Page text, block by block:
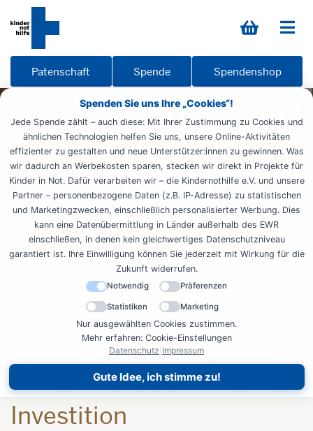
Spenden Sie uns Ihre „Cookies“!
Jede Spende zählt – auch diese: Mit Ihrer Zustimmung zu Cookies und
ähnlichen Technologien helfen Sie uns, unsere Online-Aktivitäten
effizienter zu gestalten und neue Unterstützer:innen zu gewinnen. Was
wir dadurch an Werbekosten sparen, stecken wir direkt in Projekte für
Kinder in Not. Dafür verarbeiten wir – die Kindernothilfe e.V. und unsere
Partner – personenbezogene Daten (z.B. IP-Adresse) zu statistischen
und Marketingzwecken, einschließlich personalisierter Werbung. Dies
kann eine Datenübermittlung in Länder außerhalb des EWR
einschließen, in denen kein gleichwertiges Datenschutzniveau
garantiert ist. Ihre Einwilligung können Sie jederzeit mit Wirkung für die
Zukunft widerrufen.
Notwendig Präferenzen
Statistiken Marketing
Nur ausgewählten Cookies zustimmen.
Mehr erfahren: Cookie-Einstellungen
Datenschutz Impressum
Gute Idee, ich stimme zu!
Patenschaft Spende Spendenshop
Weltweit aktiv
Reportagen
Missglückte Flucht in die USA
Honduras: Die Arbeit mit
Kindern ist eine lohnende
Investition